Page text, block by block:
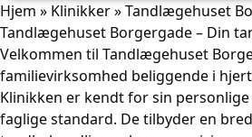
Hjem » Klinikker»Tandlægehuset
Tandlægehuset Borgergade – Din
Velkommen til Tandlægehuset
familievirksomhed beliggende i
Klinikken er kendt for sin
faglige standard. De tilbyder en